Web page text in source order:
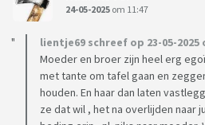
24-05-2025 om 11:47
lientje69 schreef op 23-05-2025
Moeder en broer zijn heel erg
met tante om tafel gaan en
houden. En haar dan laten
ze dat wil , het na overlijden naar